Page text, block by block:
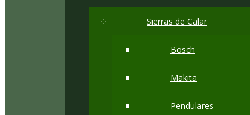
Sierras de Calar
Bosch
Makita
Pendulares